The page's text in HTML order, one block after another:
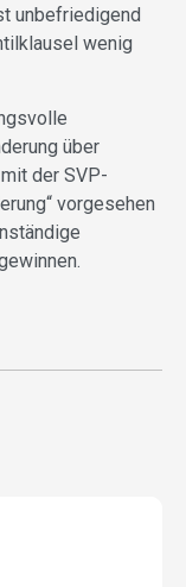
unbefriedigend
wenig
über
der SVP-
vorgesehen